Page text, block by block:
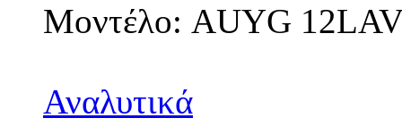
Μοντέλο: AUYG
Αναλυτικά